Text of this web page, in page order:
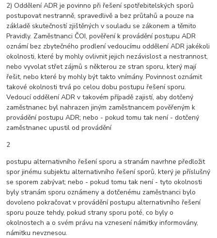
2) Oddělení ADR je povinno při řešení spotřebitelských sporů
postupovat nestranně, spravedlivě a bez průtahů a pouze na
základě skutečností zjištěných v souladu se zákonem a těmito
Pravidly. Zaměstnanci ČOI, pověření k provádění postupu ADR
oznámí bez zbytečného prodlení vedoucímu oddělení ADR jakékoli
okolnosti, které by mohly ovlivnit jejich nezávislost a nestrannost,
nebo vyvolat střet zájmů s některou ze stran sporu, který mají
řešit, nebo které by mohly být takto vnímány. Povinnost oznámit
takové okolnosti trvá po celou dobu postupu řešení sporu.
Vedoucí oddělení ADR v takovém případě zajistí, aby dotčený
zaměstnanec byl nahrazen jiným zaměstnancem pověřeným k
provádění postupu ADR; nebo - pokud tomu tak není - dotčený
zaměstnanec upustil od provádění
2
postupu alternativního řešení sporu a stranám navrhne předložit
spor jinému subjektu alternativního řešení sporů, který je příslušný
se sporem zabývat; nebo - pokud tomu tak není - tyto okolnosti
byly stranám sporu oznámeny a dotčenému zaměstnanci bylo
dovoleno pokračovat v provádění postupu alternativního řešení
sporu pouze tehdy, pokud strany sporu poté, co byly o
okolnostech a o svém právu na vznesení námitky informovány,
námitku nevznesou.